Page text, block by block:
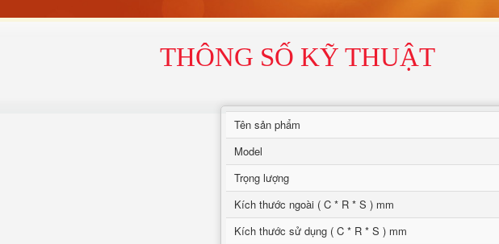
THÔNG SỐ KỸ THUẬT
Tên sản phẩm
Model
Trọng lượng
Kích thước ngoài ( C * R * S ) mm
Kích thước sử dụng ( C * R * S ) mm